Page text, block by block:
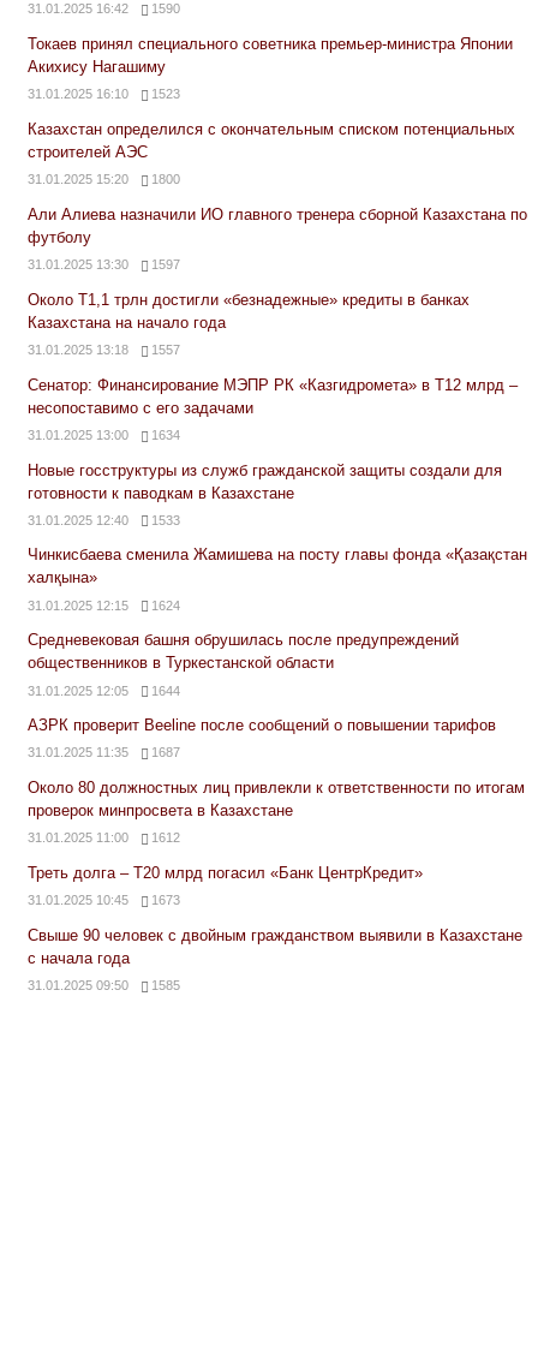
31.01.2025 16:42 1590
Токаев принял специального советника премьер-министра Японии
Акихису Нагашиму
31.01.2025 16:10 1523
Казахстан определился с окончательным списком потенциальных
строителей АЭС
31.01.2025 15:20 1800
Али Алиева назначили ИО главного тренера сборной Казахстана по
футболу
31.01.2025 13:30 1597
Около Т1,1 трлн достигли «безнадежные» кредиты в банках
Казахстана на начало года
31.01.2025 13:18 1557
Сенатор: Финансирование МЭПР РК «Казгидромета» в Т12 млрд –
несопоставимо с его задачами
31.01.2025 13:00 1634
Новые госструктуры из служб гражданской защиты создали для
готовности к паводкам в Казахстане
31.01.2025 12:40 1533
Чинкисбаева сменила Жамишева на посту главы фонда «Қазақстан
халқына»
31.01.2025 12:15 1624
Средневековая башня обрушилась после предупреждений
общественников в Туркестанской области
31.01.2025 12:05 1644
АЗРК проверит Beeline после сообщений о повышении тарифов
31.01.2025 11:35 1687
Около 80 должностных лиц привлекли к ответственности по итогам
проверок минпросвета в Казахстане
31.01.2025 11:00 1612
Треть долга – Т20 млрд погасил «Банк ЦентрКредит»
31.01.2025 10:45 1673
Свыше 90 человек с двойным гражданством выявили в Казахстане
с начала года
31.01.2025 09:50 1585